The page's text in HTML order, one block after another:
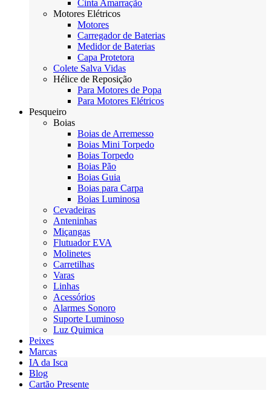
Cinta Amarração
Motores Elétricos
Motores
Carregador de Baterias
Medidor de Baterias
Capa Protetora
Colete Salva Vidas
Hélice de Reposição
Para Motores de Popa
Para Motores Elétricos
Pesqueiro
Boias
Boias de Arremesso
Boias Mini Torpedo
Boias Torpedo
Boias Pão
Boias Guia
Boias para Carpa
Boias Luminosa
Cevadeiras
Anteninhas
Miçangas
Flutuador EVA
Molinetes
Carretilhas
Varas
Linhas
Acessórios
Alarmes Sonoro
Suporte Luminoso
Luz Quimica
Peixes
Marcas
IA da Isca
Blog
Cartão Presente